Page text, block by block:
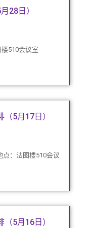
28日）
510会议室
5月17日）
点：法图楼510会议
5月16日）